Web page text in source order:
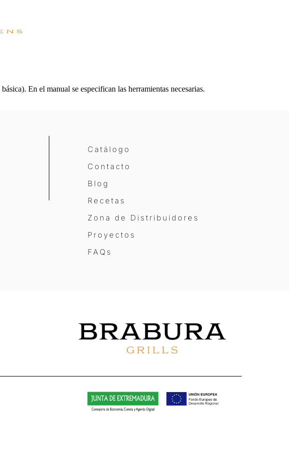
En el manual se especifican las herramientas necesarias.
Catálogo
Contacto
Blog
Recetas
Zona de Distribuidores
Proyectos
FAQs